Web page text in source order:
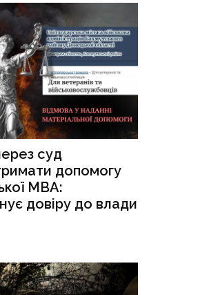
суд
допомогу
МВА:
довіру до влади